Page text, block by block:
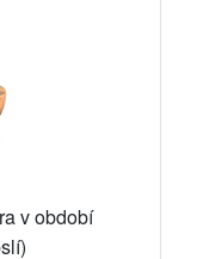
v období